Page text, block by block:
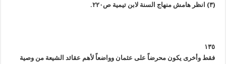
(٣) انظر هامش منهاج السنة لابن تيمية ص٢٢٠.
١٣٥
فقط وأخرى يكون محرضاً على عثمان وواضعاً لأهم عقائد الشيعة من وصية